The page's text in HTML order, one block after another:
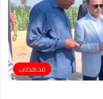
محافظات